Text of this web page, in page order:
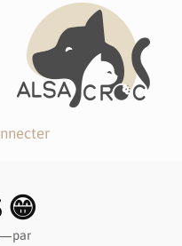
😁
par